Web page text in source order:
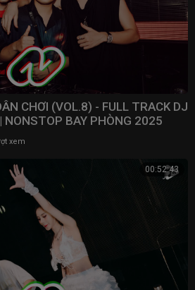
CHƠI (VOL.8) - FULL TRACK DJ
NONSTOP BAY PHÒNG 2025
xem
00:52:43